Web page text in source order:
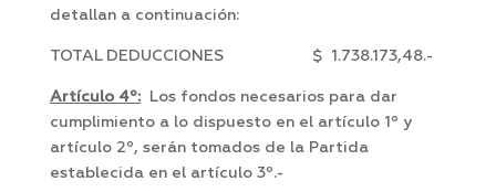
detallan a continuación:
TOTAL DEDUCCIONES $ 1.738.173,48.-
Artículo 4º:Los fondos necesarios para dar
cumplimiento a lo dispuesto en el artículo 1º y
artículo 2º, serán tomados de la Partida
establecida en el artículo 3º.-